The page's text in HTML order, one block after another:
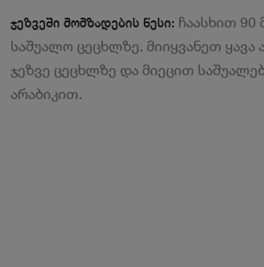
ჯეზვეში მომზადების წესი: ჩაასხით 90
საშუალო ცეცხლზე. მიიყვანეთ
ჯეზვე ცეცხლზე და მიეცით
არაბიკით.